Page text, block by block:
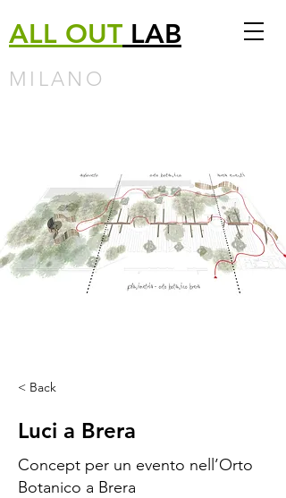
ALL OUT LAB
MILANO
< Back
Luci a Brera
Concept per un evento nell’Orto
Botanico a Brera